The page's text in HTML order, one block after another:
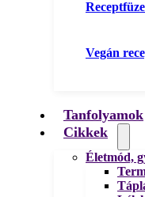
Vegán
Tanfolyamok
Cikkek
Életmód,